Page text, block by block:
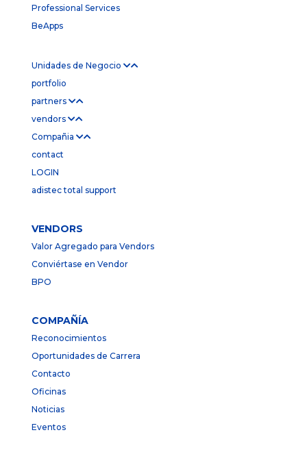
Professional Services
BeApps
Unidades de Negocio
portfolio
partners
vendors
Compañia
contact
LOGIN
adistec total support
VENDORS
Valor Agregado para Vendors
Conviértase en Vendor
BPO
COMPAÑÍA
Reconocimientos
Oportunidades de Carrera
Contacto
Oficinas
Noticias
Eventos